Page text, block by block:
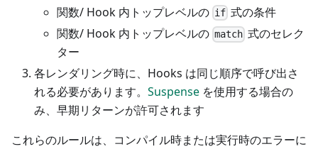
関数/ Hook 内トップレベルの if 式の条件
関数/ Hook 内トップレベルの match 式のセレク
ター
各レンダリング時に、Hooks は同じ順序で呼び出さ
れる必要があります。 Suspense を使用する場合の
み、早期リターンが許可されます
これらのルールは、コンパイル時または実行時のエラーに